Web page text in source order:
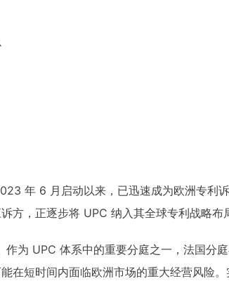
年 6 月启动以来，已迅速成为欧洲专利
方，正逐步将 UPC 纳入其全球专利战略布
为 UPC 体系中的重要分庭之一，法国分
在短时间内面临欧洲市场的重大经营风险